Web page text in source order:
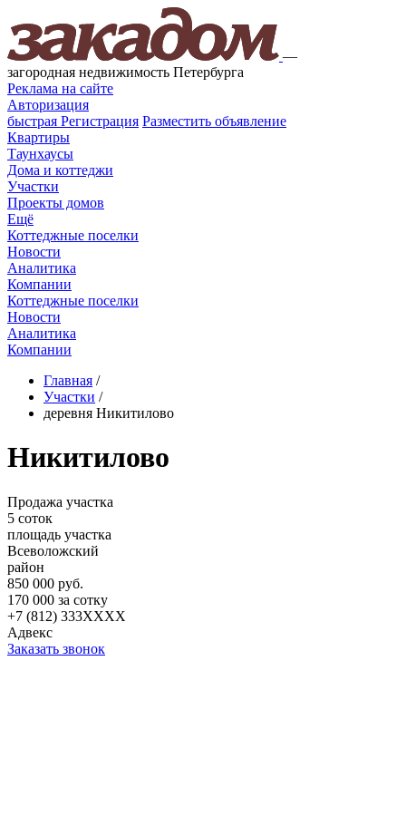
—
загородная недвижимость Петербурга
Реклама на сайте
Авторизация
быстрая Регистрация Разместить объявление
Квартиры
Таунхаусы
Дома и коттеджи
Участки
Проекты домов
Ещё
Коттеджные поселки
Новости
Аналитика
Компании
Коттеджные поселки
Новости
Аналитика
Компании
Главная /
Участки /
деревня Никитилово
Никитилово
Продажа участка
5 соток
площадь участка
Всеволожский
район
850 000 руб.
170 000 за сотку
+7 (812) 333XXXX
Адвекс
Заказать звонок